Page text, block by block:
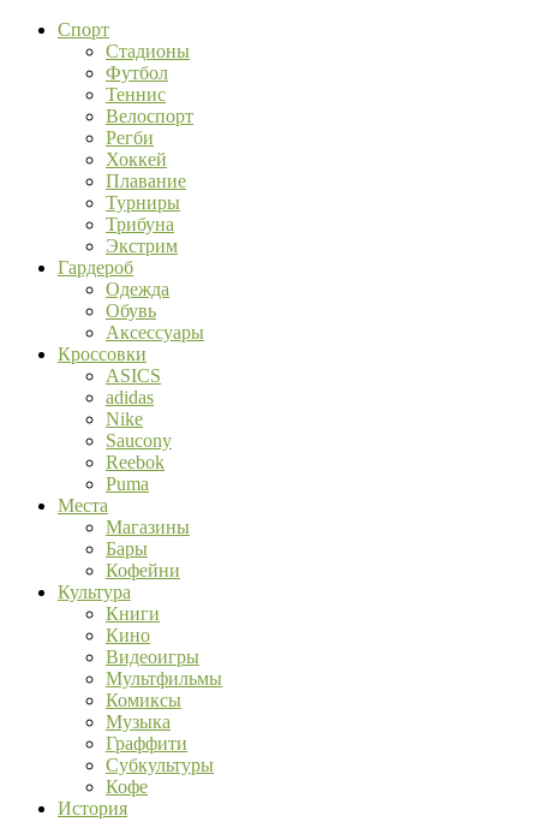
Спорт
Стадионы
Футбол
Теннис
Велоспорт
Регби
Хоккей
Плавание
Турниры
Трибуна
Экстрим
Гардероб
Одежда
Обувь
Аксессуары
Кроссовки
ASICS
adidas
Nike
Saucony
Reebok
Puma
Места
Магазины
Бары
Кофейни
Культура
Книги
Кино
Видеоигры
Мультфильмы
Комиксы
Музыка
Граффити
Субкультуры
Кофе
История